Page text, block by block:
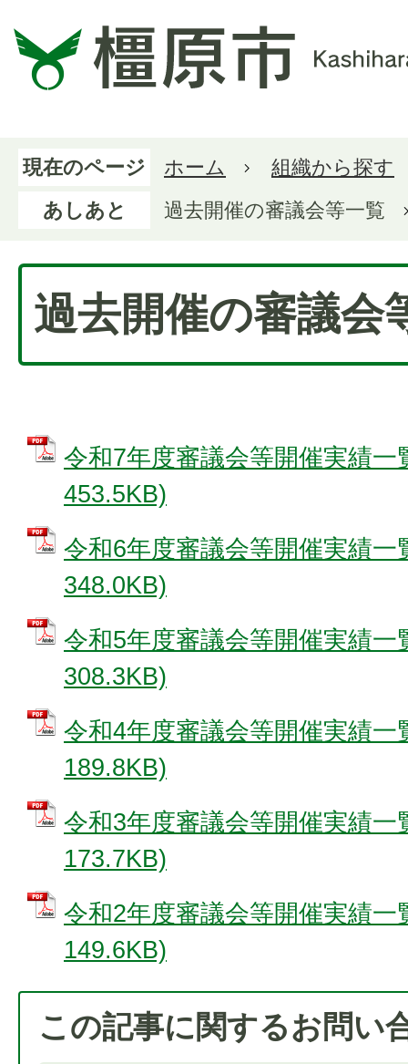
現在のページ ホーム
組織から探す
あしあと
過去開催の審議会等一覧
過去開催の審議会
令和7年度審議会等開催実績
453.5KB)
令和6年度審議会等開催実績
348.0KB)
令和5年度審議会等開催実績
308.3KB)
令和4年度審議会等開催実績
189.8KB)
令和3年度審議会等開催実績
173.7KB)
令和2年度審議会等開催実績
149.6KB)
この記事に関するお問い